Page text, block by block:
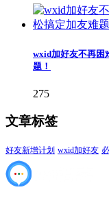
wxid加好友不再困
题！
275
文章标签
好友新增计划 wxid加好友